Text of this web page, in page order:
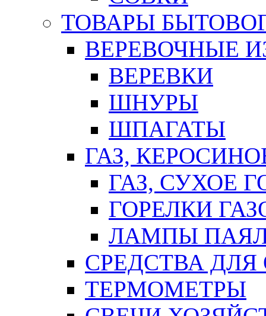
ТОВАРЫ
ВЕРЕВОЧНЫЕ
ВЕРЕВКИ
ШНУРЫ
ШПАГАТЫ
ГАЗ,
ГАЗ, СУХОЕ
ГОРЕЛКИ
ЛАМПЫ
СРЕДСТВА
ТЕРМОМЕТРЫ